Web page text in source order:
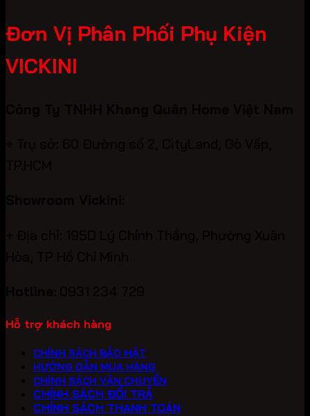
Đơn Vị Phân Phối Phụ Kiện
VICKINI
Hỗ trợ khách hàng
CHÍNH SÁCH BẢO MẬT
HƯỚNG DẪN MUA HÀNG
CHÍNH SÁCH VẬN CHUYỂN
CHÍNH SÁCH ĐỔI TRẢ
CHÍNH SÁCH THANH TOÁN